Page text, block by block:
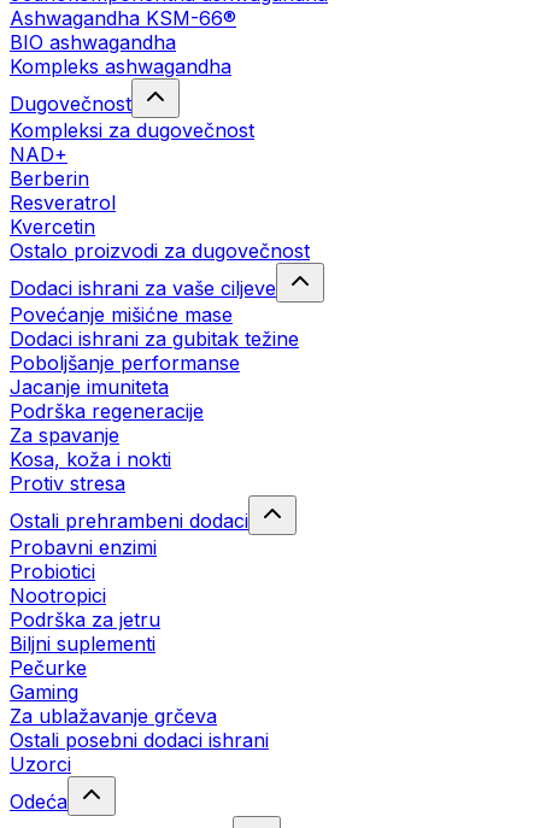
Ashwagandha KSM-66®
BIO ashwagandha
Kompleks ashwagandha
Dugovečnost
Kompleksi za dugovečnost
NAD+
Berberin
Resveratrol
Kvercetin
Ostalo proizvodi za dugovečnost
Dodaci ishrani za vaše ciljeve
Povećanje mišićne mase
Dodaci ishrani za gubitak težine
Poboljšanje performanse
Jacanje imuniteta
Podrška regeneracije
Za spavanje
Kosa, koža i nokti
Protiv stresa
Ostali prehrambeni dodaci
Probavni enzimi
Probiotici
Nootropici
Podrška za jetru
Biljni suplementi
Pečurke
Gaming
Za ublažavanje grčeva
Ostali posebni dodaci ishrani
Uzorci
Odeća